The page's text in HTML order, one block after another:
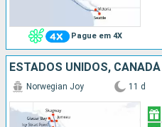
Pague em 4X
ESTADOS UNIDOS, CANADÁ
Norwegian Joy 11 d